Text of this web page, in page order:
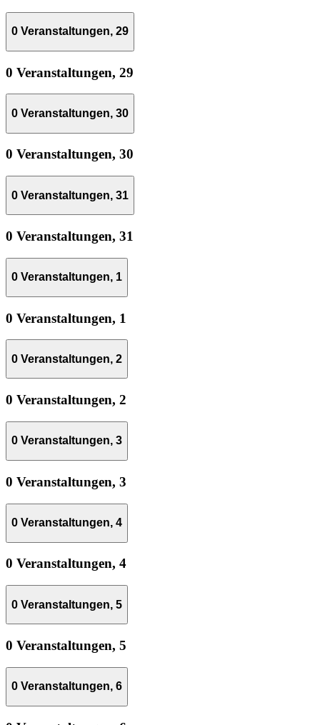
0 Veranstaltungen, 29
0 Veranstaltungen, 29
0 Veranstaltungen, 30
0 Veranstaltungen, 30
0 Veranstaltungen, 31
0 Veranstaltungen, 31
0 Veranstaltungen, 1
0 Veranstaltungen, 1
0 Veranstaltungen, 2
0 Veranstaltungen, 2
0 Veranstaltungen, 3
0 Veranstaltungen, 3
0 Veranstaltungen, 4
0 Veranstaltungen, 4
0 Veranstaltungen, 5
0 Veranstaltungen, 5
0 Veranstaltungen, 6